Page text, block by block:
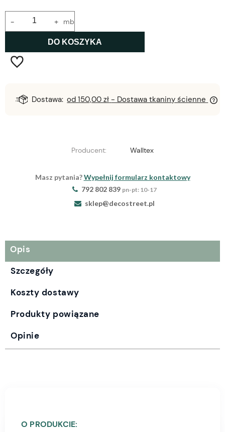
+
- mb
DO KOSZYKA
Dostawa: od 150,00 zł - Dostawa tkaniny ścienne
Producent: Walltex
Masz pytania?Wypełnij formularz kontaktowy
792 802 839 pn-pt: 10-17
sklep@decostreet.pl
Opis
Szczegóły
Koszty dostawy
Produkty powiązane
Opinie
O PRODUKCIE: